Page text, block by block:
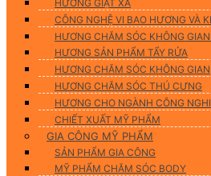
HƯƠNG GIẶT XẢ
CÔNG NGHỆ VI BAO HƯƠNG VÀ
HƯƠNG CHĂM SÓC KHÔNG
HƯƠNG SẢN PHẨM TẨY RỬA
HƯƠNG CHĂM SÓC KHÔNG GIAN
HƯƠNG CHĂM SÓC THÚ CƯNG
HƯƠNG CHO NGÀNH CÔNG
CHIẾT XUẤT MỸ PHẨM
GIA CÔNG MỸ PHẨM
SẢN PHẨM GIA CÔNG
MỸ PHẨM CHĂM SÓC BODY